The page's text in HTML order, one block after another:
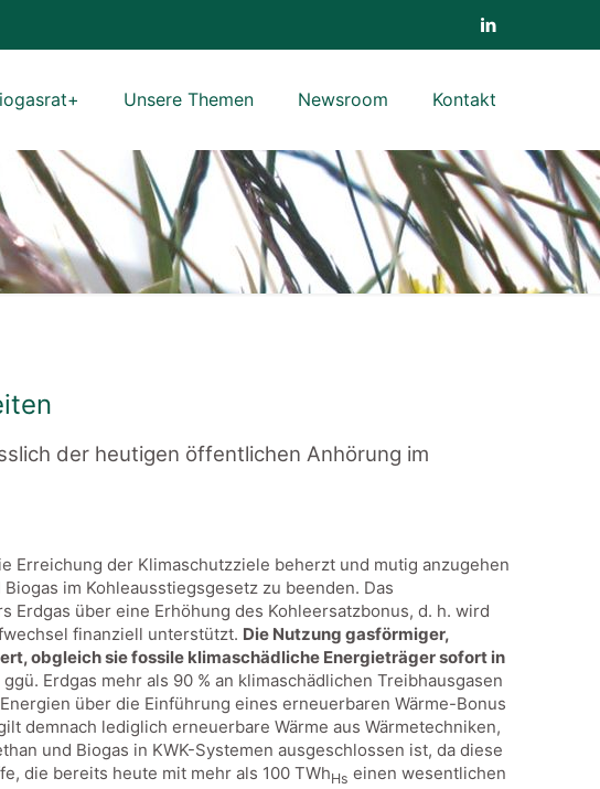
Unsere Themen Newsroom Kontakt
der heutigen öffentlichen Anhörung im
Erreichung der Klimaschutzziele beherzt und mutig anzugehen
im Kohleausstiegsgesetz zu beenden. Das
über eine Erhöhung des Kohleersatzbonus, d. h. wird
finanziell unterstützt. Die Nutzung gasförmiger,
obgleich sie fossile klimaschädliche Energieträger sofort in
Erdgas mehr als 90 % an klimaschädlichen Treibhausgasen
über die Einführung eines erneuerbaren Wärme-Bonus
demnach lediglich erneuerbare Wärme aus Wärmetechniken,
und Biogas in KWK-Systemen ausgeschlossen ist, da diese
die bereits heute mit mehr als 100 TWhHseinen wesentlichen